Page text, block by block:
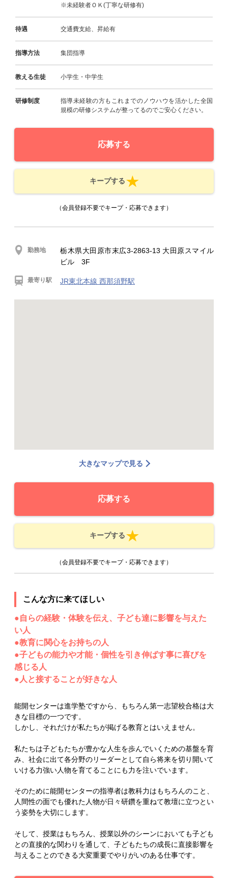
※未経験者ＯＫ(丁寧な研修有)
待遇 交通費支給、昇給有
指導方法 集団指導
教える生徒 小学生・中学生
研修制度
指導未経験の方もこれまでのノウハウを活かした全国
規模の研修システムが整ってるのでご安心ください。
応募する
キープする
（会員登録不要でキープ・応募できます）
勤務地
栃木県大田原市末広3-2863-13 大田原スマイル
ビル 3F
最寄り駅 JR東北本線 西那須野駅
大きなマップで見る
応募する
キープする
（会員登録不要でキープ・応募できます）
こんな方に来てほしい
●自らの経験・体験を伝え、子ども達に影響を与えた
い人
●教育に関心をお持ちの人
●子どもの能力や才能・個性を引き伸ばす事に喜びを
感じる人
●人と接することが好きな人
能開センターは進学塾ですから、もちろん第一志望校合格は大
きな目標の一つです。
しかし、それだけが私たちが掲げる教育とはいえません。
私たちは子どもたちが豊かな人生を歩んでいくための基盤を育
み、社会に出て各分野のリーダーとして自ら将来を切り開いて
いける力強い人物を育てることにも力を注いでいます。
そのために能開センターの指導者は教科力はもちろんのこと、
人間性の面でも優れた人物が日々研鑽を重ねて教壇に立つとい
う姿勢を大切にします。
そして、授業はもちろん、授業以外のシーンにおいても子ども
との直接的な関わりを通して、子どもたちの成長に直接影響を
与えることのできる大変重要でやりがいのある仕事です。